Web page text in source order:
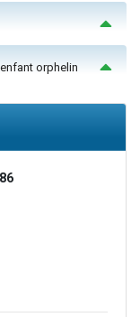
orphelin